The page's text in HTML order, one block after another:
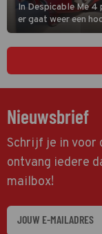
In Despicable Me 4
er gaat weer een
Nieuwsbrief
Schrijf je in voor
ontvang iedere
mailbox!